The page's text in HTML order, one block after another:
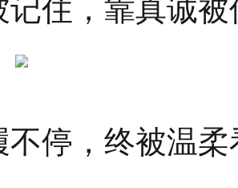
记住，靠真诚被
不停，终被温柔